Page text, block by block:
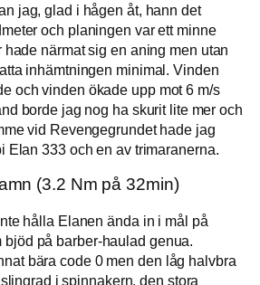
jag, glad i hågen åt, hann det
och planingen var ett minne
hade närmat sig en aning men utan
inhämtningen minimal. Vinden
och vinden ökade upp mot 6 m/s
borde jag nog ha skurit lite mer och
vid Revengegrundet hade jag
Elan 333 och en av trimaranerna.
(3.2 Nm på 32min)
hålla Elanen ända in i mål på
på barber-haulad genua.
bära code 0 men den låg halvbra
i spinnakern, den stora